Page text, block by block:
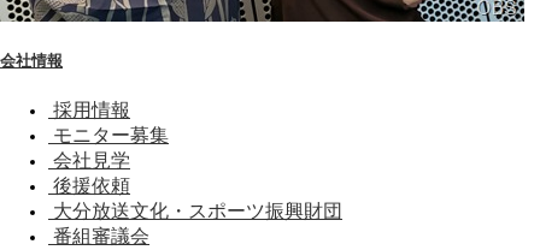
会社情報
採用情報
モニター募集
会社見学
後援依頼
大分放送文化・スポーツ振興財団
番組審議会